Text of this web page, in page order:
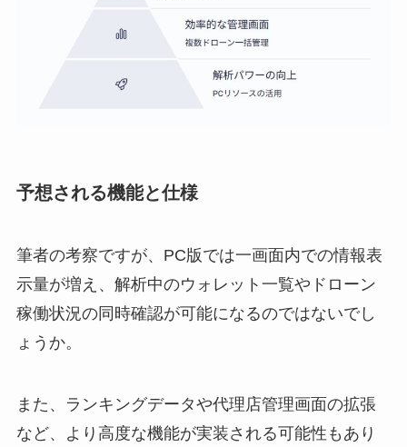
予想される機能と仕様
筆者の考察ですが、PC版では一画面内での情報表
示量が増え、解析中のウォレット一覧やドローン
稼働状況の同時確認が可能になるのではないでし
ょうか。
また、ランキングデータや代理店管理画面の拡張
など、より高度な機能が実装される可能性もあり